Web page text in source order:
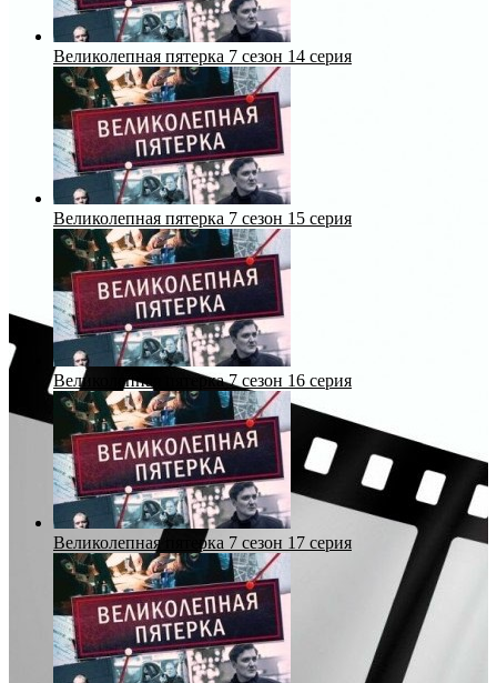
Великолепная пятерка 7 сезон 14 серия
Великолепная пятерка 7 сезон 15 серия
Великолепная пятерка 7 сезон 16 серия
Великолепная пятерка 7 сезон 17 серия